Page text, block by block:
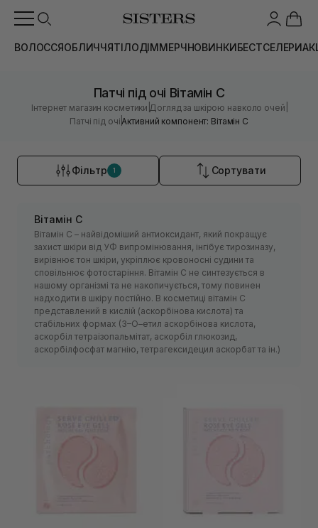
ВОЛОССЯОБЛИЧЧЯТІЛОДІММЕРЧНОВИНКИБЕСТСЕЛЕРИ
Патчі під очі Вітамін C
Інтернет магазин косметики |Догляд за шкірою навколо очей
Патчі під очі |Активний компонент: Вітамін C
Фільтр 1 Сортувати
Вітамін С
Вітамін С – найвідоміший антиоксидант, який покращує
захист шкіри від УФ випромінювання, інгібує тирозиназу,
вирівнює тон шкіри, укріплює кровоносні судини та
сповільнює фотостаріння. Вітамін С не синтезується в
нашому організмі та не накопичується, тому повинен
надходити в шкіру постійно. В косметиці вітамін С
представлений в кислій (аскорбінова кислота) та
стабільних формах (3–О–етил аскорбінова кислота,
аскорбіл тетраізопальмітат, аскорбіл глюкозид,
аскорбілфосфат магнію, тетрагексидецил аскорбат та ін.)